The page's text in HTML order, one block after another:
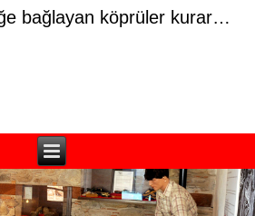
bağlayan köprüler kurar…